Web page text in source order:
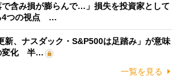
で含み損が膨らんで…」損失を投資家として
4つの視点 …
新、ナスダック・S&P500は足踏み」が意味
変化 半…
一覧を見る